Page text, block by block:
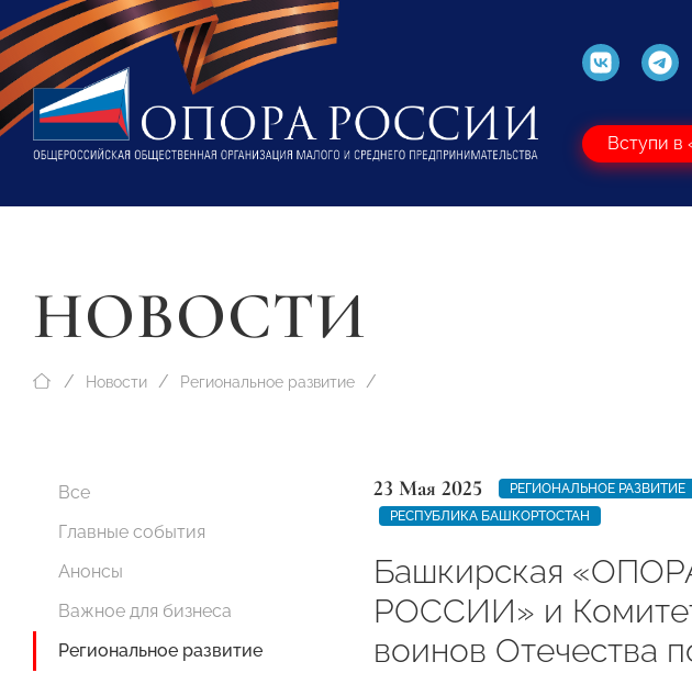
Вступи
НОВОСТИ
Новости Региональное развитие
Все
Главные события
Анонсы
Важное для бизнеса
Региональное развитие
23 Мая 2025
РЕГИОНАЛЬНОЕ РАЗВИТИЕ
РЕСПУБЛИКА БАШКОРТОСТАН
Башкирская
РОССИИ» и
воинов Отечества